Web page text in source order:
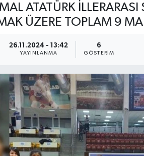
ATATÜRK
ÜZERE TOPLAM 9
26.11.2024 - 13:42
YAYINLANMA
6
GÖSTERIM